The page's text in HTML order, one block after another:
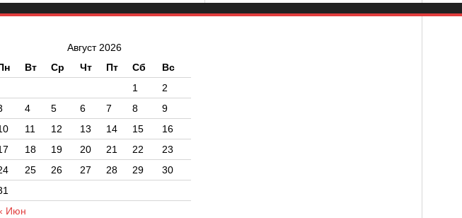
Август 2026
Вт Ср Чт Пт Сб Вс
Июн
1
2
4 5 6 7 8
9
11 12 13 14 15
16
18 19 20 21 22
23
25 26 27 28 29
30